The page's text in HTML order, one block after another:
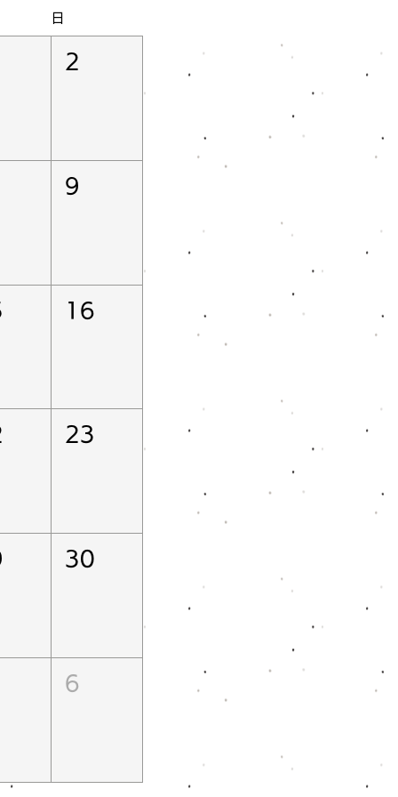
日
2
9
16
23
30
6